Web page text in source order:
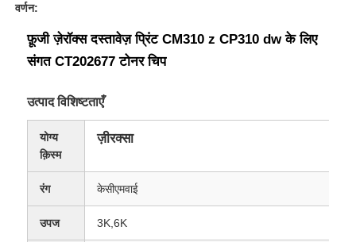
वर्णन:
फ़ूजी ज़ेरॉक्स दस्तावेज़ प्रिंट CM310 z CP310 dw के लिए
संगत CT202677 टोनर चिप
उत्पाद विशिष्टताएँ
योग्य
क़िस्म
ज़ीरक्सा
रंग केसीएमवाई
उपज 3K,6K